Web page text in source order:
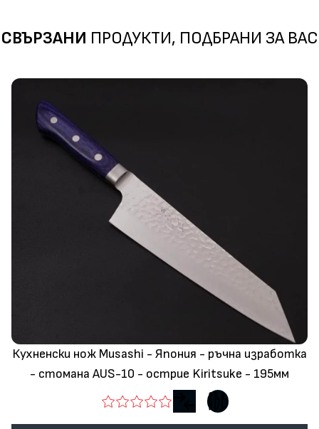
СВЪРЗАНИ ПРОДУКТИ, ПОДБРАНИ ЗА ВАС
Кухненски нож Musashi - Япония - ръчна изработка
- стомана AUS-10 - острие Kiritsuke - 195мм